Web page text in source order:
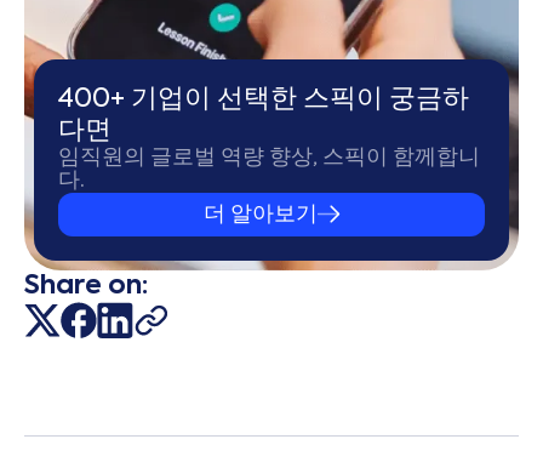
400+ 기업이 선택한 스픽이 궁금하
다면
임직원의 글로벌 역량 향상, 스픽이 함께합니
다.
더 알아보기
Share on: